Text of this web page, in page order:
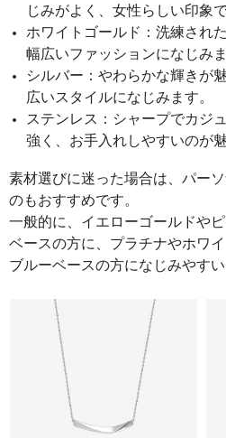
じみがよく、女性らしい印象で
ホワイトゴールド：洗練され
幅広いファッションになじみま
シルバー：やわらかな輝きが
広いスタイルになじみます。
ステンレス：シャープでカジ
強く、お手入れしやすいのが魅
素材選びに迷った場合は、パー
のもおすすめです。
一般的に、イエローゴールドや
ベースの方に、プラチナやホワ
ブルーベースの方になじみやすい